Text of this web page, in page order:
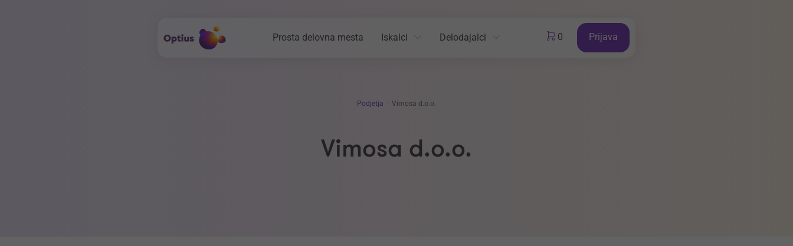
Prosta delovna mesta Iskalci Delodajalci 0 Prijava
Podjetja Vimosa d.o.o.
Vimosa d.o.o.